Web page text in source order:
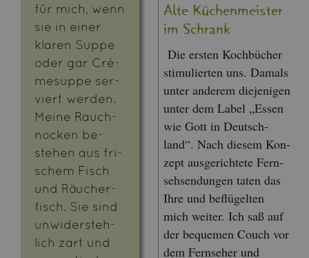
für mich, wenn
sie in einer
kla­ren Suppe
oder gar Crè­
me­sup­pe ser­
viert wer­den.
Meine Rauch­
no­cken be­
stehen aus fri­
schem Fisch
und Räu­cher­
fisch. Sie sind
un­wi­der­steh­
lich zart und
Alte Kü­chen­meis­ter
im Schrank
Die ers­ten Koch­bü­cher
sti­mu­lier­ten uns. Da­mals
unter an­de­rem die­je­ni­gen
unter dem Label „Essen
wie Gott in Deutsch­
land“. Nach die­sem Kon­
zept aus­ge­rich­te­te Fern­
seh­sen­dun­gen taten das
Ihre und be­flü­gel­ten
mich wei­ter. Ich saß auf
der be­que­men Couch vor
dem Fern­se­her und